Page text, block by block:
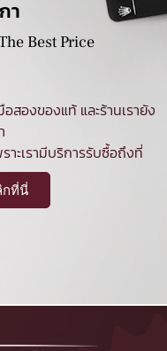
า
Best Price
สองของแท้ และร้านเรายัง
าะเรามีบริการรับซื้อถึงที่
กที่นี่